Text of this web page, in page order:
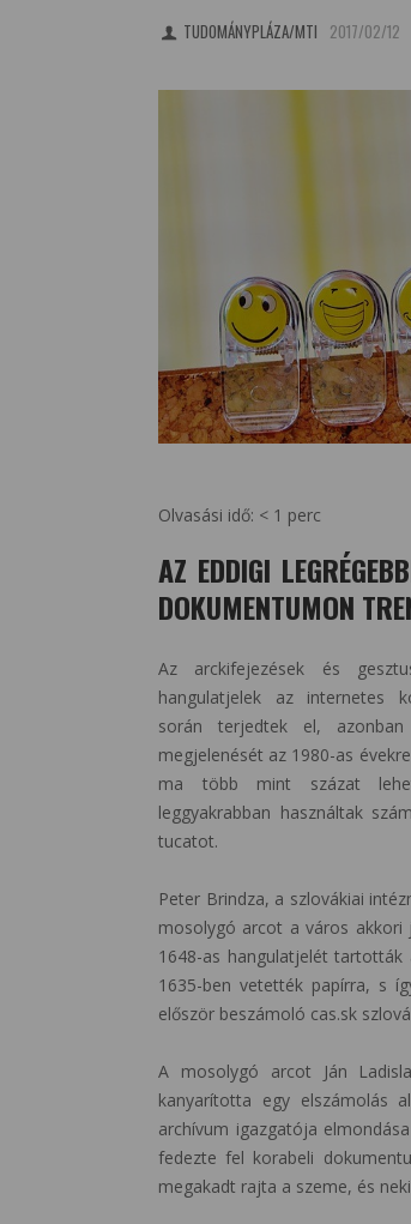
TUDOMÁNYPLÁZA/MTI 2017/02/12
Olvasási idő: < 1 perc
AZ EDDIGI
DOKUMENTUMON
Az arckifejezések és
hangulatjelek az internetes
során terjedtek el,
megjelenését az 1980-as
ma több mint százat
leggyakrabban használtak
tucatot.
Peter Brindza, a szlovákiai
mosolygó arcot a város akkori
1648-as hangulatjelét
1635-ben vetették papírra, s
először beszámoló cas.sk
A mosolygó arcot Ján
kanyarította egy elszámolás
archívum igazgatója
fedezte fel korabeli
megakadt rajta a szeme, és